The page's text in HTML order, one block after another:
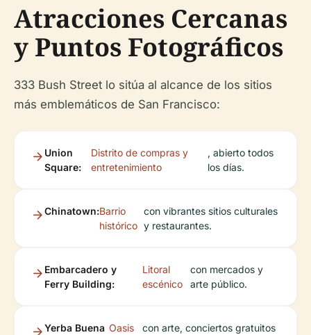
Atracciones Cercanas
y Puntos Fotográficos
333 Bush Street lo sitúa al alcance de los sitios
más emblemáticos de San Francisco:
Union
Square:
Distrito de compras y
entretenimiento
, abierto todos
los días.
Chinatown:Barrio
histórico
con vibrantes sitios culturales
y restaurantes.
Embarcadero y
Ferry Building:
Litoral
escénico
con mercados y
arte público.
Yerba Buena Oasis
con arte, conciertos gratuitos